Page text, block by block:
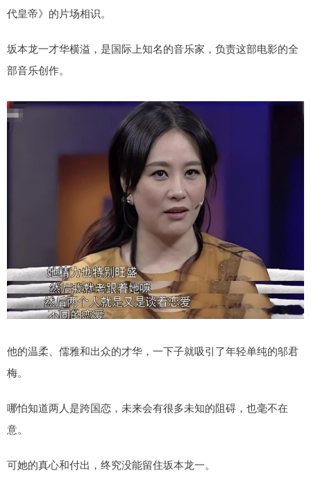
代皇帝》的片场相识。
坂本龙一才华横溢，是国际上知名的音乐家，负责这部电影的全
部音乐创作。
他的温柔、儒雅和出众的才华，一下子就吸引了年轻单纯的邬君
梅。
哪怕知道两人是跨国恋，未来会有很多未知的阻碍，也毫不在
意。
可她的真心和付出，终究没能留住坂本龙一。